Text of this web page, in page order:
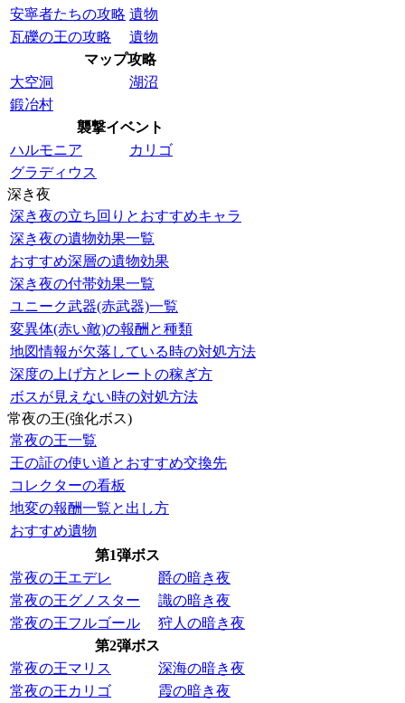
安寧者たちの攻略 遺物
瓦礫の王の攻略
遺物
マップ攻略
大空洞
湖沼
鍛冶村
襲撃イベント
ハルモニア
カリゴ
グラディウス
深き夜
深き夜の立ち回りとおすすめキャラ
深き夜の遺物効果一覧
おすすめ深層の遺物効果
深き夜の付帯効果一覧
ユニーク武器(赤武器)一覧
変異体(赤い敵)の報酬と種類
地図情報が欠落している時の対処方法
深度の上げ方とレートの稼ぎ方
ボスが見えない時の対処方法
常夜の王(強化ボス)
常夜の王一覧
王の証の使い道とおすすめ交換先
コレクターの看板
地変の報酬一覧と出し方
おすすめ遺物
第1弾ボス
常夜の王エデレ
爵の暗き夜
常夜の王グノスター
識の暗き夜
常夜の王フルゴール
狩人の暗き夜
第2弾ボス
常夜の王マリス
深海の暗き夜
常夜の王カリゴ
霞の暗き夜